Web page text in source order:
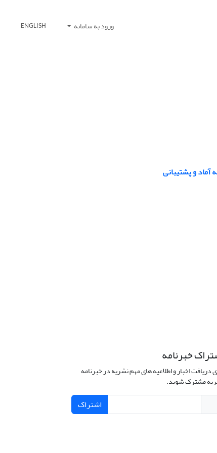
ورود به سامانه ENGLISH
و پشتیبانی
خبرنامه
دریافت اخبار و اطلاعیه های مهم نشریه در خبرنامه
مشترک شوید.
اشتراک